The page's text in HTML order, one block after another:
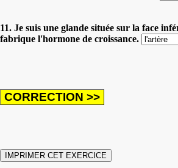
11. Je suis une glande située sur la face
fabrique l'hormone de croissance.